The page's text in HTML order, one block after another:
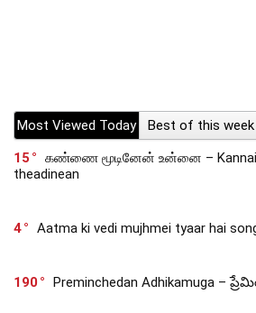
Most Viewed Today Best of this week
15
கண்ணை மூடினேன் உன்னை – Kannai
theadinean
4 Aatma ki vedi mujhmei tyaar hai
190 Preminchedan Adhikamuga –